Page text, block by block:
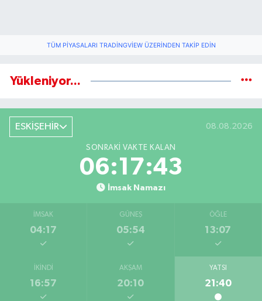
TÜM PIYASALARI TRADINGVIEW ÜZERINDEN TAKIP EDIN
Yükleniyor...
ESKİŞEHİR 08.08.2026
SONRAKI VAKTE KALAN
06:17:42
İmsak Namazı
İMSAK
04:17
GÜNEŞ
05:54
ÖĞLE
13:07
İKINDI
16:57
AKŞAM
20:10
YATSI
21:40